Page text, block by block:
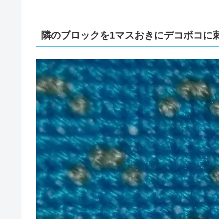
隣のブロックを1マスおきにデコボコに